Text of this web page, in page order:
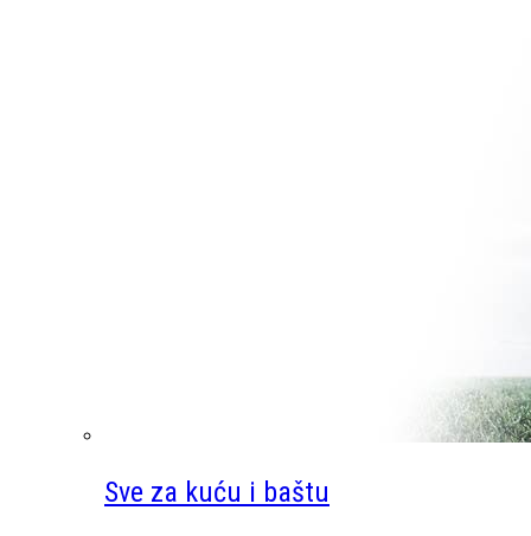
Sve za kuću i baštu